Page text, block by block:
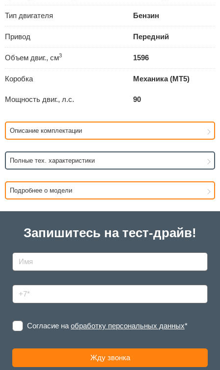
Тип двигателя Бензин
Привод Передний
Объем двиг., см3 1596
Коробка Механика (MT5)
Мощность двиг., л.с. 90
Описание комплектации
Полные тех. характеристики
Подробнее о модели
Запишитесь на тест-драйв!
Согласие на обработку персональных данных*